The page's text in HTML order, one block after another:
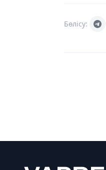
Бөлісу: